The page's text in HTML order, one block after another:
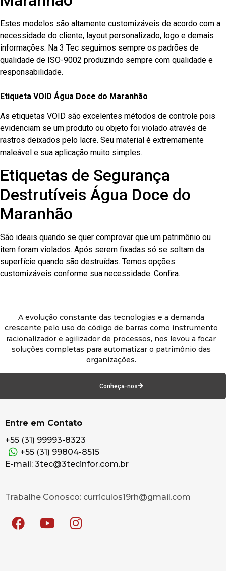
Estes modelos são altamente customizáveis de acordo com a
necessidade do cliente, layout personalizado, logo e demais
informações. Na 3 Tec seguimos sempre os padrões de
qualidade de ISO-9002 produzindo sempre com qualidade e
responsabilidade.
Etiqueta VOID Água Doce do Maranhão
As etiquetas VOID são excelentes métodos de controle pois
evidenciam se um produto ou objeto foi violado através de
rastros deixados pelo lacre. Seu material é extremamente
maleável e sua aplicação muito simples.
Etiquetas de Segurança
Destrutíveis Água Doce do
Maranhão
São ideais quando se quer comprovar que um patrimônio ou
item foram violados. Após serem fixadas só se soltam da
superfície quando são destruídas. Temos opções
customizáveis conforme sua necessidade. Confira.
A evolução constante das tecnologias e a demanda
crescente pelo uso do código de barras como instrumento
racionalizador e agilizador de processos, nos levou a focar
soluções completas para automatizar o patrimônio das
organizações.
Conheça-nos
Entre em Contato
+55 (31) 99993-8323
+55 (31) 99804-8515
E-mail: 3tec@3tecinfor.com.br
Trabalhe Conosco: curriculos19rh@gmail.com